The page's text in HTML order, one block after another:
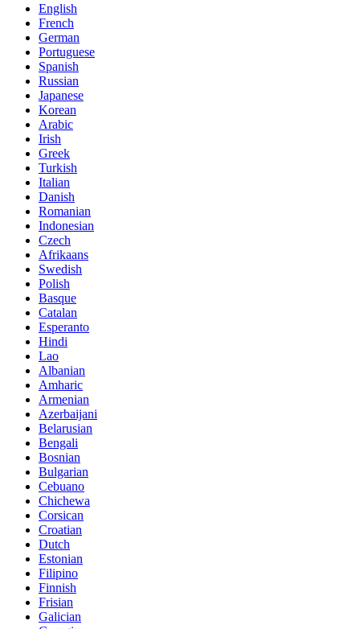
English
French
German
Portuguese
Spanish
Russian
Japanese
Korean
Arabic
Irish
Greek
Turkish
Italian
Danish
Romanian
Indonesian
Czech
Afrikaans
Swedish
Polish
Basque
Catalan
Esperanto
Hindi
Lao
Albanian
Amharic
Armenian
Azerbaijani
Belarusian
Bengali
Bosnian
Bulgarian
Cebuano
Chichewa
Corsican
Croatian
Dutch
Estonian
Filipino
Finnish
Frisian
Galician